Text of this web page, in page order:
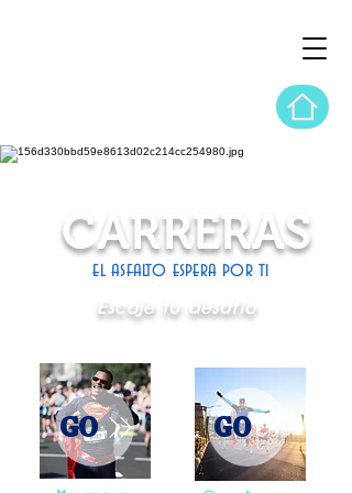
CARRERAS
el asfalto espera por ti
Escoje tu desafio
GO GO